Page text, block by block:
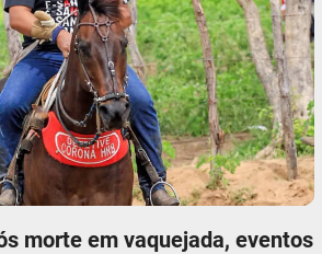
morte em vaquejada, eventos